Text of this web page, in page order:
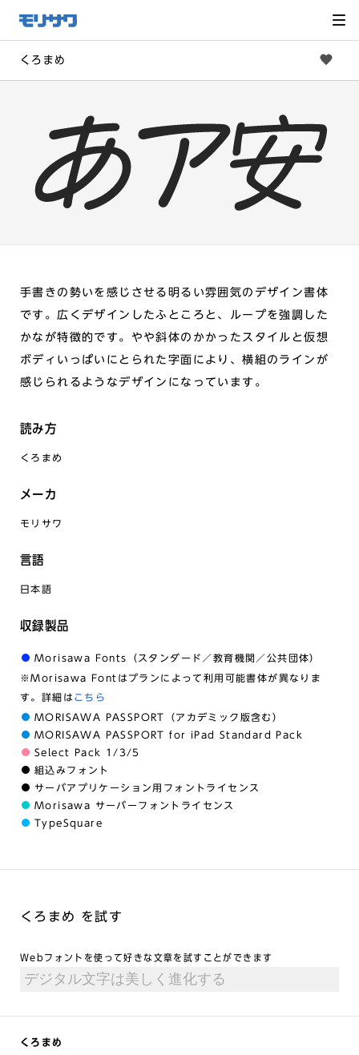
メ
ニュー
飛ばし
へ移動
くろまめ
手書きの勢いを感じさせる明るい雰囲気のデザイン書体
です。広くデザインしたふところと、ループを強調した
かなが特徴的です。やや斜体のかかったスタイルと仮想
ボディいっぱいにとられた字面により、横組のラインが
感じられるようなデザインになっています。
読み方
くろまめ
メーカ
モリサワ
言語
日本語
収録製品
Morisawa Fonts（スタンダード／教育機関／公共団体）
※Morisawa Fontはプランによって利用可能書体が異なりま
す。詳細は こちら
MORISAWA PASSPORT（アカデミック版含む）
MORISAWA PASSPORT for iPad Standard Pack
Select Pack 1/3/5
組込みフォント
サーバアプリケーション用フォントライセンス
Morisawa サーバーフォントライセンス
TypeSquare
くろまめ を試す
Webフォントを使って好きな文章を試すことができます
くろまめ